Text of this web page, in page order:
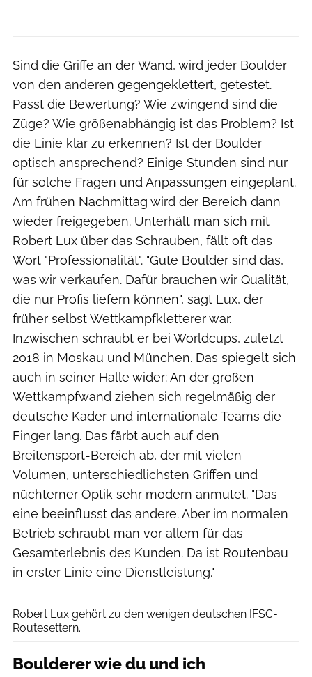
Sind die Griffe an der Wand, wird jeder Boulder
von den anderen gegengeklettert, getestet.
Passt die Bewertung? Wie zwingend sind die
Züge? Wie größenabhängig ist das Problem? Ist
die Linie klar zu erkennen? Ist der Boulder
optisch ansprechend? Einige Stunden sind nur
für solche Fragen und Anpassungen eingeplant.
Am frühen Nachmittag wird der Bereich dann
wieder freigegeben. Unterhält man sich mit
Robert Lux über das Schrauben, fällt oft das
Wort "Professionalität". "Gute Boulder sind das,
was wir verkaufen. Dafür brauchen wir Qualität,
die nur Profis liefern können", sagt Lux, der
früher selbst Wettkampfkletterer war.
Inzwischen schraubt er bei Worldcups, zuletzt
2018 in Moskau und München. Das spiegelt sich
auch in seiner Halle wider: An der großen
Wettkampfwand ziehen sich regelmäßig der
deutsche Kader und internationale Teams die
Finger lang. Das färbt auch auf den
Breitensport-Bereich ab, der mit vielen
Volumen, unterschiedlichsten Griffen und
nüchterner Optik sehr modern anmutet. "Das
eine beeinflusst das andere. Aber im normalen
Betrieb schraubt man vor allem für das
Gesamterlebnis des Kunden. Da ist Routenbau
in erster Linie eine Dienstleistung."
Robert Lux gehört zu den wenigen deutschen IFSC-
Routesettern.
Boulderer wie du und ich